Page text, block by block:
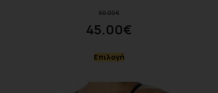
50.00€
45.00€
Επιλογή